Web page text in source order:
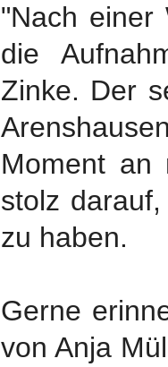
"Nach einer
die
Zinke. Der
Moment an
stolz
zu haben.
Gerne
von Anja